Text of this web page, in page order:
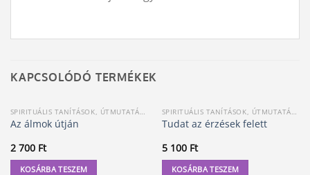
KAPCSOLÓDÓ TERMÉKEK
SPIRITUÁLIS TANÍTÁSOK, ÚTMUTATÁSOK
Az álmok útján
2 700 Ft
KOSÁRBA TESZEM
SPIRITUÁLIS TANÍTÁSOK, ÚTMUTATÁSOK
Tudat az érzések felett
5 100 Ft
KOSÁRBA TESZEM